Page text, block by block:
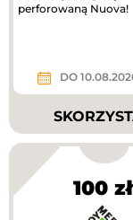
perforowaną Nuova!
DO
100 zł